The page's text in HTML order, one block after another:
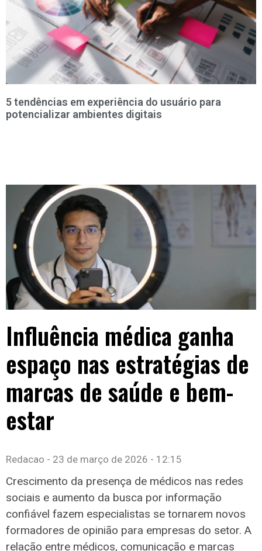
5 tendências em experiência do usuário para
potencializar ambientes digitais
Influência médica ganha
espaço nas estratégias de
marcas de saúde e bem-
estar
Redacao 23 de março de 2026 12:15
Crescimento da presença de médicos nas redes
sociais e aumento da busca por informação
confiável fazem especialistas se tornarem novos
formadores de opinião para empresas do setor. A
relação entre médicos, comunicação e marcas